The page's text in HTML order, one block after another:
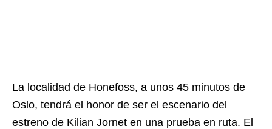
La localidad de Honefoss, a unos 45 minutos de
Oslo, tendrá el honor de ser el escenario del
estreno de Kilian Jornet en una prueba en ruta. El